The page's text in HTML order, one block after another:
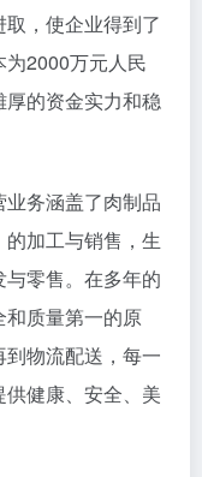
，使企业得到了
2000万元人民
的资金实力和稳
务涵盖了肉制品
的加工与销售，生
零售。在多年的
质量第一的原
物流配送，每一
健康、安全、美